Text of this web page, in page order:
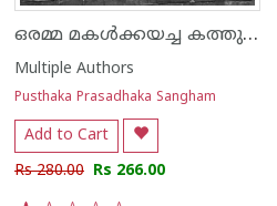
ഒരമ്മ മകൾക്കയച്ച കത്തുകൾ
Multiple Authors
Pusthaka Prasadhaka Sangham
Add to Cart
Rs 280.00 Rs 266.00